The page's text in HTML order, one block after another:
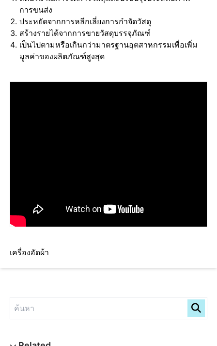
การขนส่ง
ประหยัดจากการหลีกเลี่ยงการกำจัดวัสดุ
สร้างรายได้จากการขายวัสดุบรรจุภัณฑ์
เป็นไปตามหรือเกินกว่ามาตรฐานอุตสาหกรรมเพื่อเพิ่ม
มูลค่าของผลิตภัณฑ์สูงสุด
เครื่องอัดผ้า